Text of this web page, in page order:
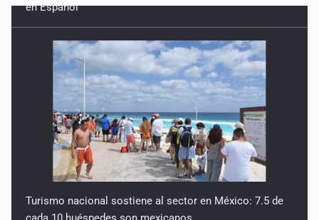
Turismo nacional sostiene al sector en México: 7.5 de
cada 10 huéspedes son mexicanos